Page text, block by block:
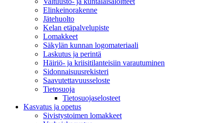
Elinkeinorakenne
Jätehuolto
Kelan etäpalvelupiste
Lomakkeet
Säkylän kunnan logomateriaali
Laskutus ja perintä
Häiriö- ja kriisitilanteisiin varautuminen
Sidonnaisuusrekisteri
Saavutettavuusseloste
Tietosuoja
Tietosuojaselosteet
Kasvatus ja opetus
Sivistystoimen lomakkeet